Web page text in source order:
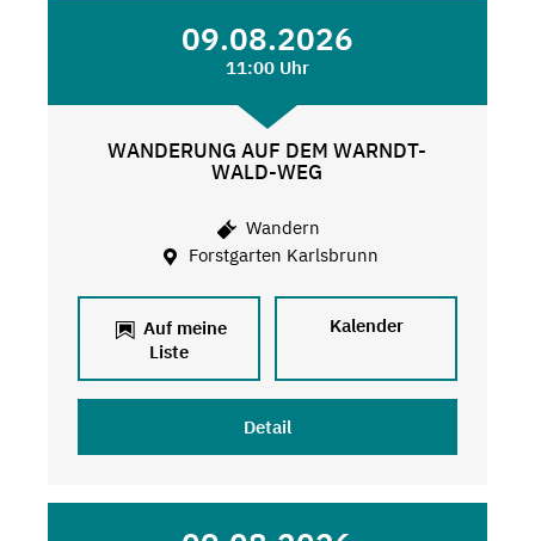
09.08.2026
11:00 Uhr
WANDERUNG AUF DEM WARNDT-
WALD-WEG
Wandern
Forstgarten Karlsbrunn
Auf meine
Liste
Kalender
Detail